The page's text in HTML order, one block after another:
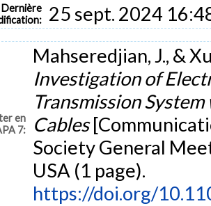
Dernière
25 sept. 2024
en
7:
Mahseredjian, J., &
Investigation of
Transmission
Cables
Society General
USA (1 page).
https://doi.org/